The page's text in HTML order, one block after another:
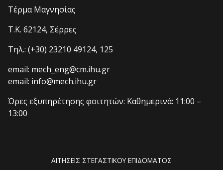
Τέρμα Μαγνησίας
T.K. 62124, Σέρρες
Τηλ.: (+30) 23210 49124, 125
email: mech_eng@cm.ihu.gr
email: info@mech.ihu.gr
Ώρες εξυπηρέτησης φοιτητών: Καθημερινά: 11:00 –
13:00
ΑΙΤΗΣΕΙΣ ΣΤΕΓΑΣΤΙΚΟΥ ΕΠΙΔΟΜΑΤΟΣ